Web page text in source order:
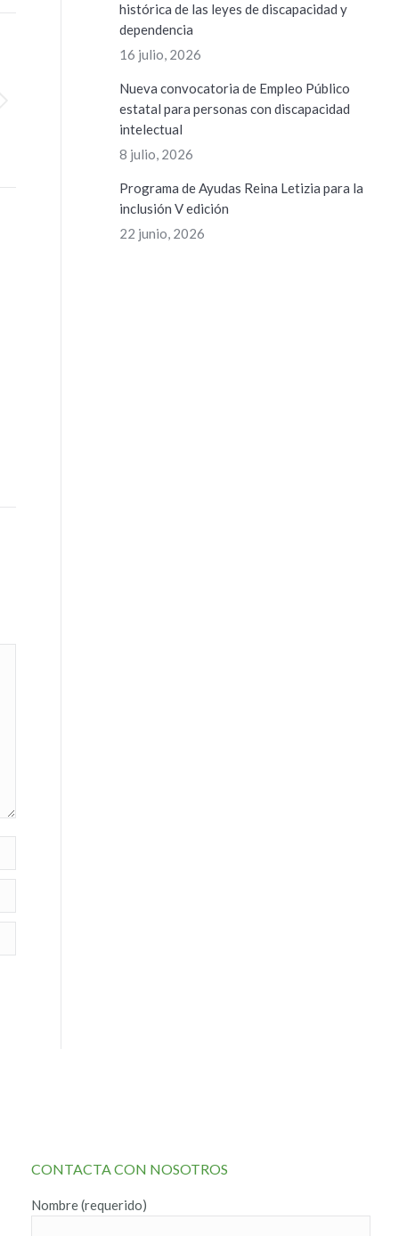
histórica de las leyes de discapacidad y
dependencia
16 julio, 2026
Nueva convocatoria de Empleo Público
estatal para personas con discapacidad
intelectual
8 julio, 2026
Programa de Ayudas Reina Letizia para la
inclusión V edición
22 junio, 2026
CONTACTA CON NOSOTROS
Nombre (requerido)